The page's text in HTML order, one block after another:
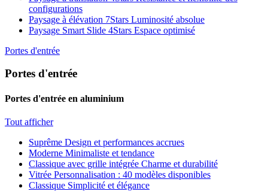
configurations
Paysage à élévation 7Stars Luminosité absolue
Paysage Smart Slide 4Stars Espace optimisé
Portes d'entrée
Portes d'entrée
Portes d'entrée en aluminium
Tout afficher
Suprême Design et performances accrues
Moderne Minimaliste et tendance
Classique avec grille intégrée Charme et durabilité
Vitrée Personnalisation : 40 modèles disponibles
Classique Simplicité et élégance